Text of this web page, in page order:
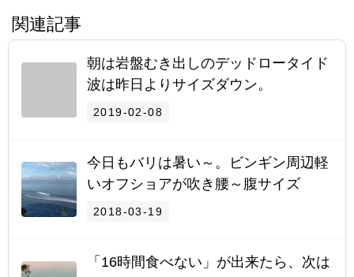
関連記事
朝は岩盤むき出しのデッドロータイド
波は昨日よりサイズダウン。
2019-02-08
今日もバリは暑い～。ビンギン周辺軽
いオフショアが吹き腰～腹サイズ
2018-03-19
「16時間食べない」が出来たら、次は